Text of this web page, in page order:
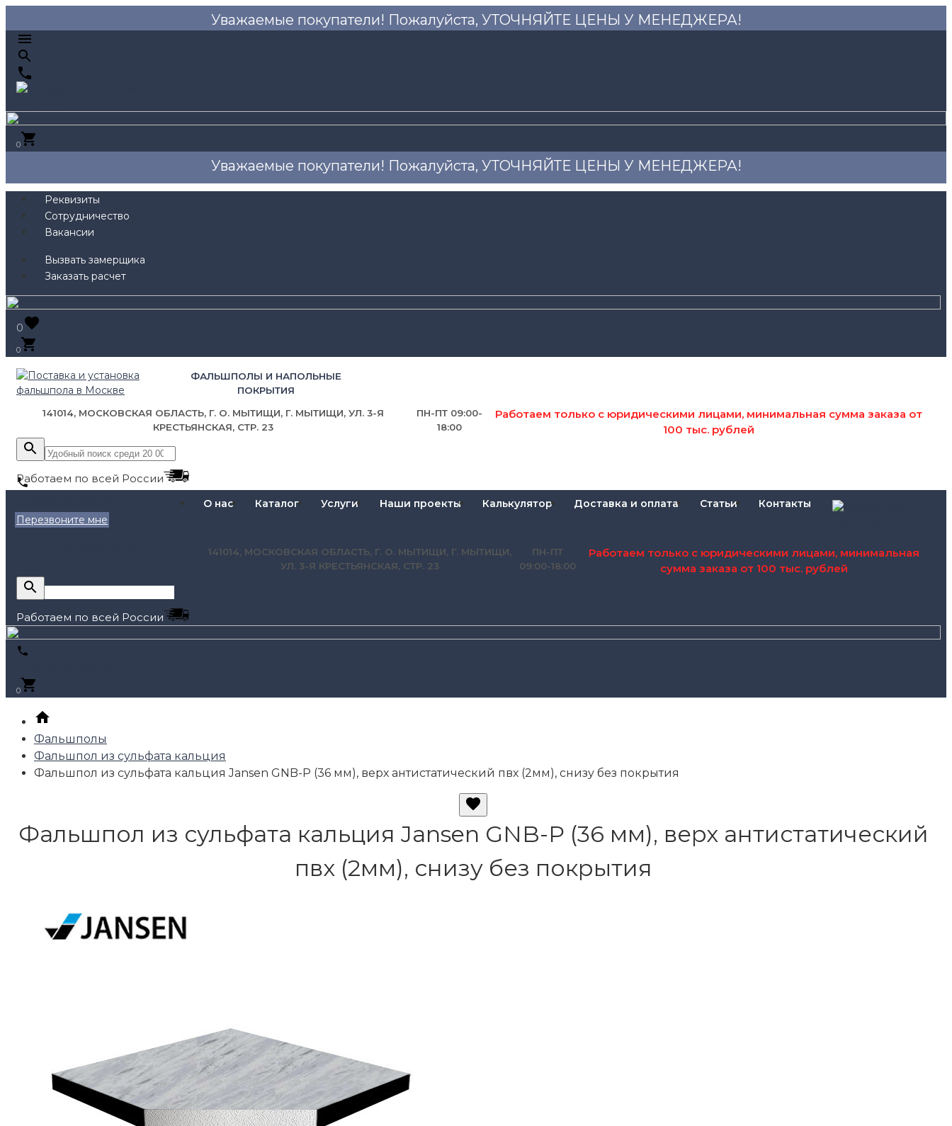
Уважаемые покупатели! Пожалуйста, УТОЧНЯЙТЕ ЦЕНЫ У МЕНЕДЖЕРА!
0
Уважаемые покупатели! Пожалуйста, УТОЧНЯЙТЕ ЦЕНЫ У МЕНЕДЖЕРА!
Реквизиты
Сотрудничество
Вакансии
Вызвать замерщика
Заказать расчет
0
0
ФАЛЬШПОЛЫ И НАПОЛЬНЫЕ
ПОКРЫТИЯ
141014, МОСКОВСКАЯ ОБЛАСТЬ, Г. О. МЫТИЩИ, Г. МЫТИЩИ, УЛ. 3-Я
КРЕСТЬЯНСКАЯ, СТР. 23
ПН-ПТ 09:00-
18:00
Работаем только с юридическими лицами, минимальная сумма заказа от
100 тыс. рублей
Работаем по всей России
Перезвоните мне
О нас Каталог Услуги Наши проекты Калькулятор Доставка и оплата Статьи Контакты
141014, МОСКОВСКАЯ ОБЛАСТЬ, Г. О. МЫТИЩИ, Г. МЫТИЩИ,
УЛ. 3-Я КРЕСТЬЯНСКАЯ, СТР. 23
ПН-ПТ
09:00-18:00
Работаем только с юридическими лицами, минимальная
сумма заказа от 100 тыс. рублей
Работаем по всей России
0
Фальшполы
Фальшпол из сульфата кальция
Фальшпол из сульфата кальция Jansen GNB-P (36 мм), верх антистатический пвх (2мм), снизу без покрытия
Фальшпол из сульфата кальция Jansen GNB-P (36 мм), верх антистатический
пвх (2мм), снизу без покрытия